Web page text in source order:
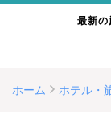
最新の
ホーム ホテル・